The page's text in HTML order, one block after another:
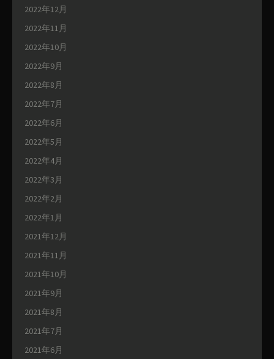
2022年12月
2022年11月
2022年10月
2022年9月
2022年8月
2022年7月
2022年6月
2022年5月
2022年4月
2022年3月
2022年2月
2022年1月
2021年12月
2021年11月
2021年10月
2021年9月
2021年8月
2021年7月
2021年6月